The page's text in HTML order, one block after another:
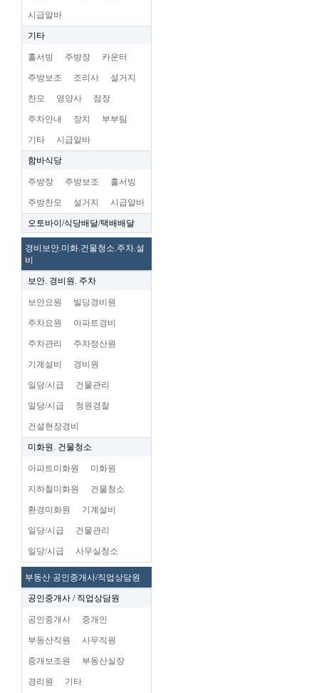
시급알바
기타
홀서빙 주방장 카운터
주방보조 조리사 설거지
찬모 영양사 점장
주차안내 장치 부부팀
기타 시급알바
함바식당
주방장 주방보조 홀서빙
주방찬모 설거지 시급알바
오토바이/식당배달/택배배달
경비보안.미화.건물청소.주차.설
비
보안. 경비원. 주차
보안요원 빌딩경비원
주차요원 아파트경비
주차관리 주차정산원
기계설비 경비원
일당/시급 건물관리
일당/시급 청원경찰
건설현장경비
미화원. 건물청소
아파트미화원 미화원
지하철미화원 건물청소
환경미화원 기계설비
일당/시급 건물관리
일당/시급 사무실청소
부동산 공인중개사/직업상담원
공인중개사 / 직업상담원
공인중개사 중개인
부동산직원 사무직원
중개보조원 부동산실장
경리원 기타